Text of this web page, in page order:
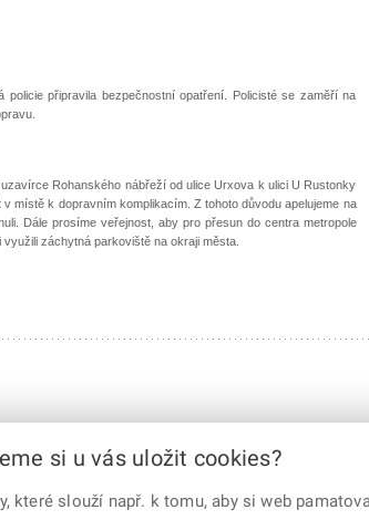
připravila bezpečnostní opatření. Policisté se zaměří na
Rohanského nábřeží od ulice Urxova k ulici U Rustonky
místě k dopravním komplikacím. Z tohoto důvodu apelujeme na
Dále prosíme veřejnost, aby pro přesun do centra metropole
záchytná parkoviště na okraji města.
si u vás uložit cookies?
které slouží např. k tomu, aby si web